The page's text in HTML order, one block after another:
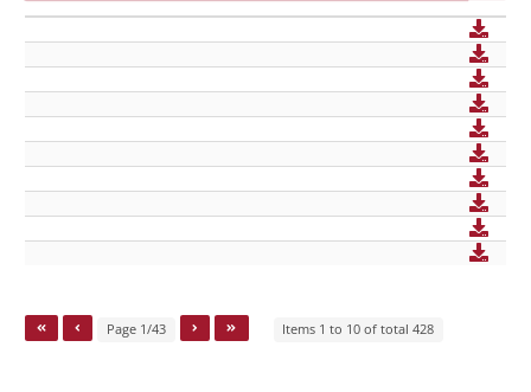
Page 1/43 Items 1 to 10 of total 428